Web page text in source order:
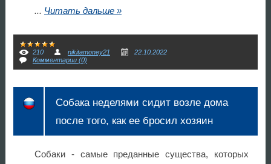
... Читать дальше »
210 nikitamoney21
22.10.2022
Комментарии (0)
Собака неделями сидит возле дома
после того, как ее бросил хозяин
Собаки - самые преданные существа, которых